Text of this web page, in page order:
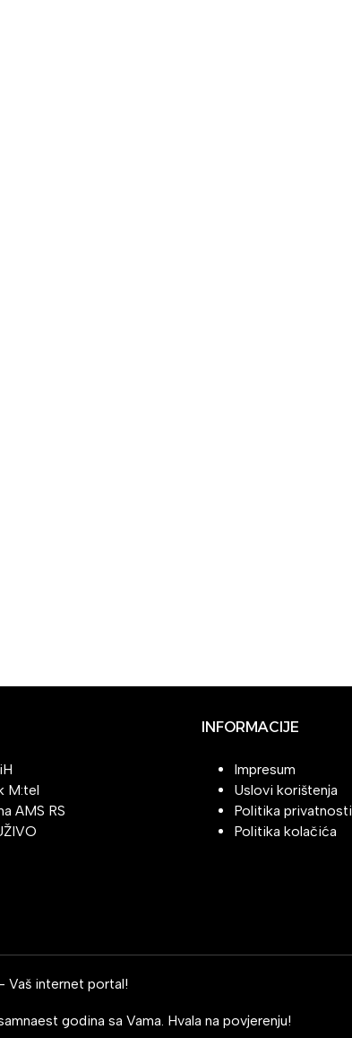
M:tel
AMS RS
INFORMACIJE
Impresum
Uslovi korištenja
Politika privatnosti
Politika kolačića
godina sa Vama. Hvala na povjerenju!